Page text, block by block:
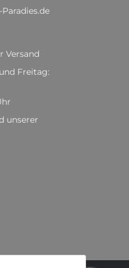
Versand
Freitag:
unserer